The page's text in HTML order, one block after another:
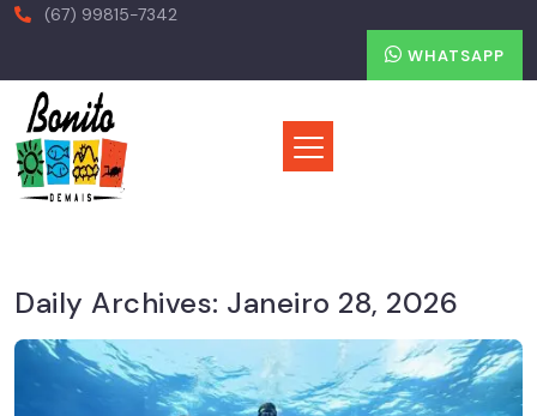
(67) 99815-7342
WHATSAPP
Daily Archives: Janeiro 28, 2026